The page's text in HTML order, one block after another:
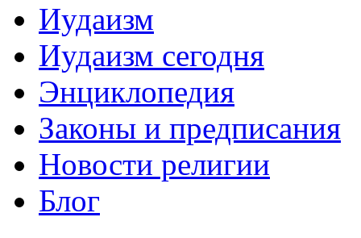
Иудаизм
Иудаизм сегодня
Энциклопедия
Законы и предписания
Новости религии
Блог